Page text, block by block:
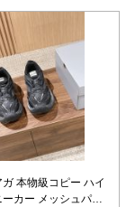
本物級コピー ハイ
カー メッシュパネ